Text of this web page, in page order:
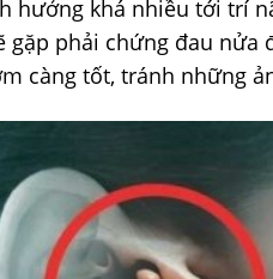
hưởng khá nhiều tới trí
phải chứng đau nửa
càng tốt, tránh những